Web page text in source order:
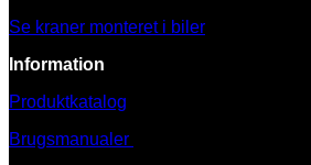
Se kraner monteret i biler
Information
Produktkatalog
Brugsmanualer